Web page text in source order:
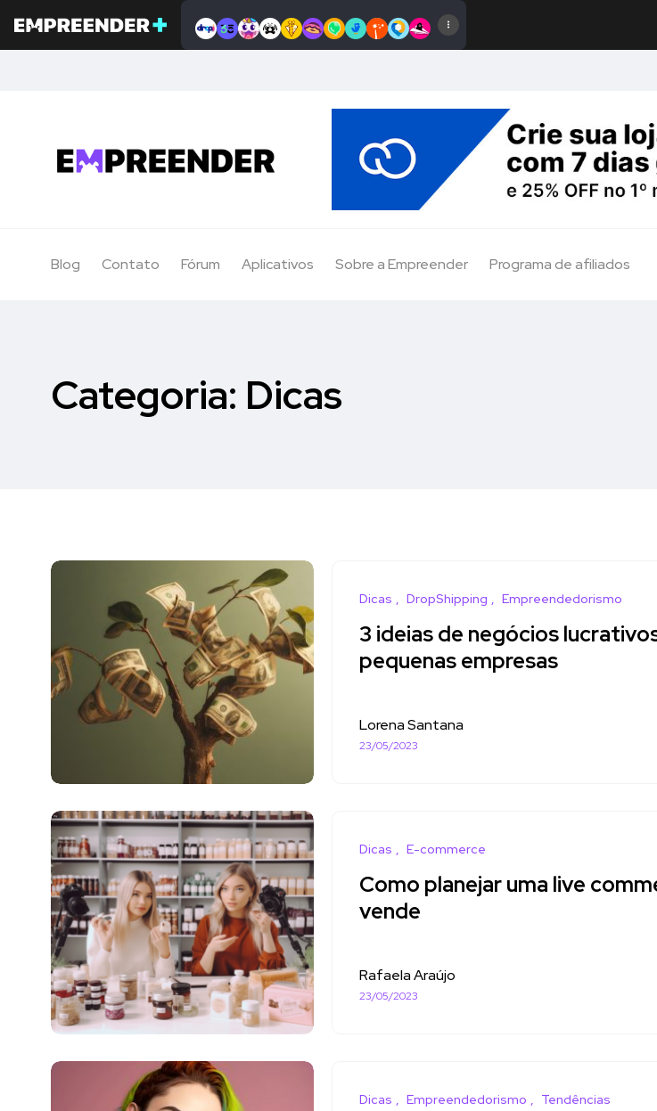
Blog Contato Fórum Aplicativos Sobre a Empreender Programa de afiliados
Categoria: Dicas
Dicas DropShipping Empreendedorismo
3 ideias de negócios
pequenas empresas
Lorena Santana
23/05/2023
Dicas E-commerce
Como planejar uma live
vende
Rafaela Araújo
23/05/2023
Dicas Empreendedorismo Tendências